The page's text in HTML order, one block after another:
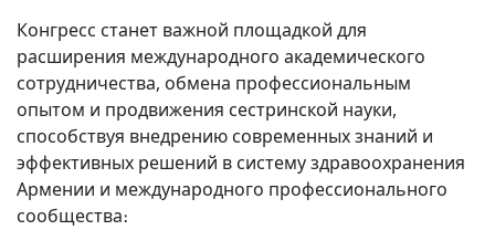
Конгресс станет важной площадкой для
расширения международного академического
сотрудничества, обмена профессиональным
опытом и продвижения сестринской науки,
способствуя внедрению современных знаний и
эффективных решений в систему здравоохранения
Армении и международного профессионального
сообщества։